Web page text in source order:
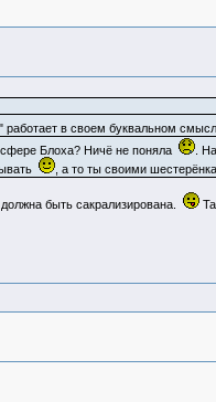
работает в своем буквальном
Блоха? Ничё не поняла
.
, а то ты своими
быть сакрализирована.